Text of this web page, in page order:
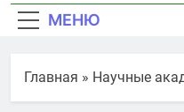
МЕНЮ
Главная » Научные